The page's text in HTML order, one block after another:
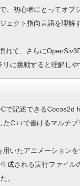
、初心者にとってオブ
ェクト指向言語を理解
て、さらに
に挑戦すると理解しや
で記述できるCocos2d
C++で書けるマルチ
いたアニメーション
成される実行ファイル
。